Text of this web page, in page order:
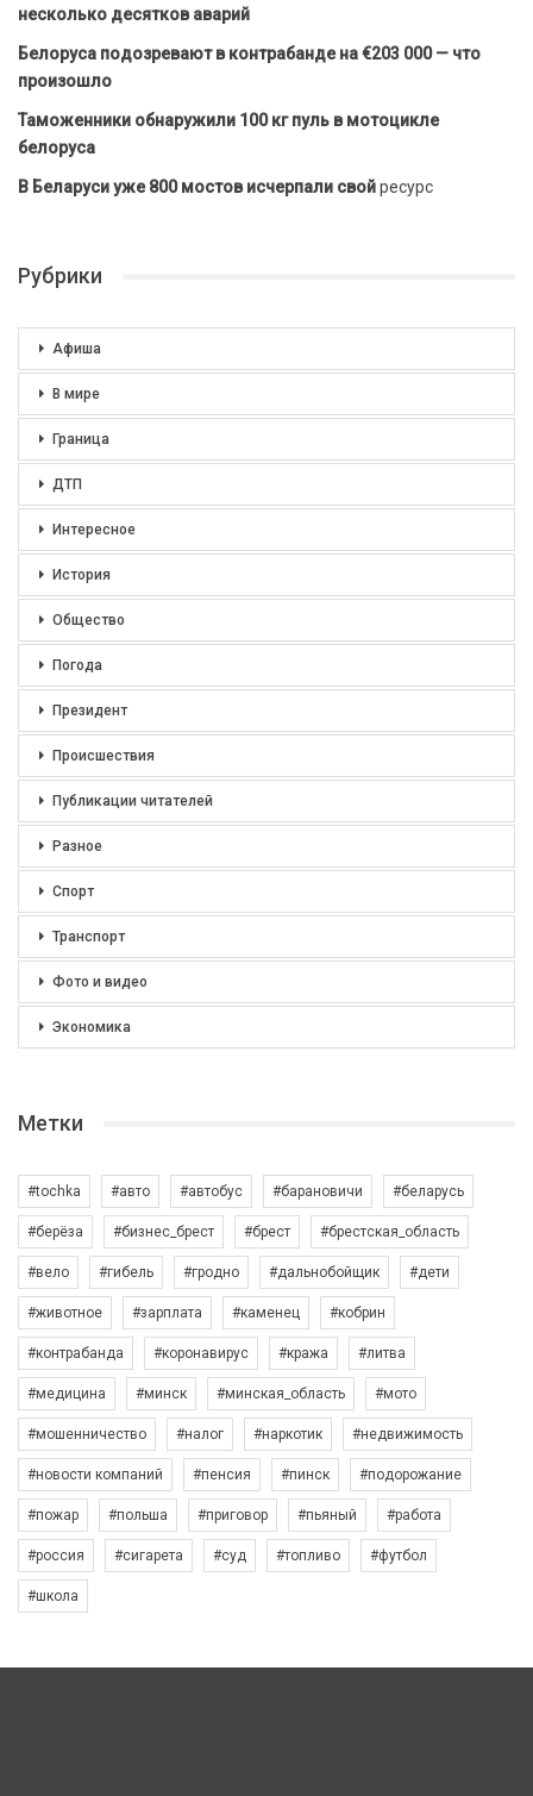
несколько десятков аварий
Белоруса подозревают в контрабанде на €203 000 — что
произошло
Таможенники обнаружили 100 кг пуль в мотоцикле
белоруса
В Беларуси уже 800 мостов исчерпали свойресурс
Рубрики
Афиша
В мире
Граница
ДТП
Интересное
История
Общество
Погода
Президент
Происшествия
Публикации читателей
Разное
Спорт
Транспорт
Фото и видео
Экономика
Метки
#tochka #авто #автобус #барановичи #беларусь
#берёза #бизнес_брест #брест #брестская_область
#вело #гибель #гродно #дальнобойщик #дети
#животное #зарплата #каменец #кобрин
#контрабанда #коронавирус #кража #литва
#медицина #минск #минская_область #мото
#мошенничество #налог #наркотик #недвижимость
#новости компаний #пенсия #пинск #подорожание
#пожар #польша #приговор #пьяный #работа
#россия #сигарета #суд #топливо #футбол
#школа